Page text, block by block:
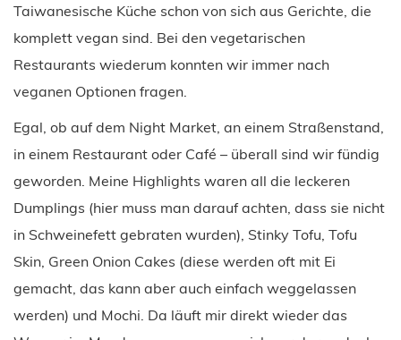
Taiwanesische Küche schon von sich aus Gerichte, die
komplett vegan sind. Bei den vegetarischen
Restaurants wiederum konnten wir immer nach
veganen Optionen fragen.
Egal, ob auf dem Night Market, an einem Straßenstand,
in einem Restaurant oder Café – überall sind wir fündig
geworden. Meine Highlights waren all die leckeren
Dumplings (hier muss man darauf achten, dass sie nicht
in Schweinefett gebraten wurden), Stinky Tofu, Tofu
Skin, Green Onion Cakes (diese werden oft mit Ei
gemacht, das kann aber auch einfach weggelassen
werden) und Mochi. Da läuft mir direkt wieder das